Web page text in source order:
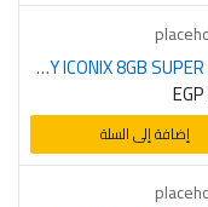
MEMORY ICONIX 8GB SUPER SPEED
EGP
إضافة إلى السلة